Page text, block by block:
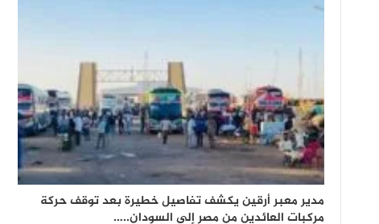
مدير معبر أرقين يكشف تفاصيل خطيرة بعد توقف حركة
مركبات العائدين من مصر إلى السودان..…